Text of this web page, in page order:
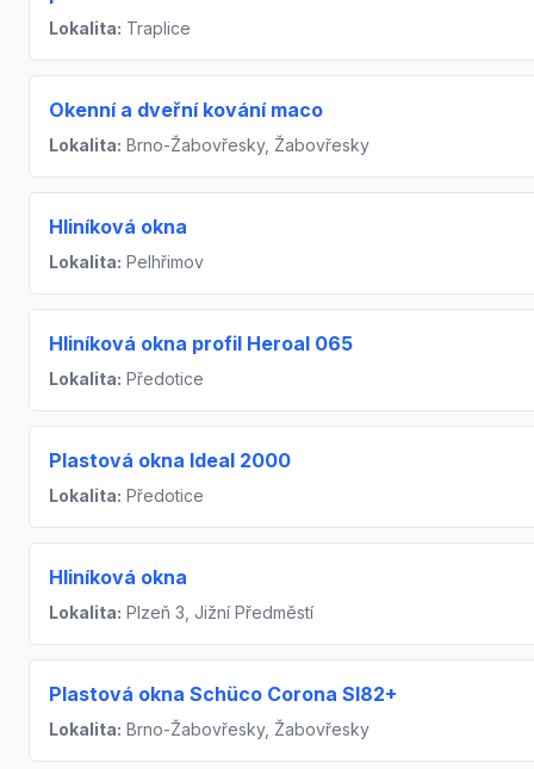
Lokalita: Traplice
Okenní a dveřní kování maco
Lokalita: Brno-Žabovřesky, Žabovřesky
Hliníková okna
Lokalita: Pelhřimov
Hliníková okna profil Heroal 065
Lokalita: Předotice
Plastová okna Ideal 2000
Lokalita: Předotice
Hliníková okna
Lokalita: Plzeň 3, Jižní Předměstí
Plastová okna Schüco Corona SI82+
Lokalita: Brno-Žabovřesky, Žabovřesky